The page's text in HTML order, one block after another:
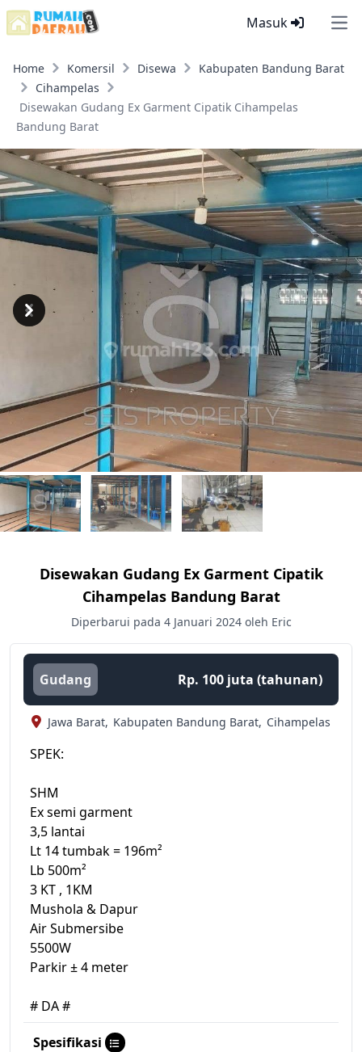
Masuk
Home Komersil Disewa
Kabupaten Bandung Barat
Cihampelas
Disewakan Gudang Ex Garment Cipatik Cihampelas
Bandung Barat
Previous
Next
Disewakan Gudang Ex Garment Cipatik
Cihampelas Bandung Barat
Diperbarui pada 4 Januari 2024 oleh Eric
Gudang Rp. 100 juta (tahunan)
Jawa Barat, Kabupaten Bandung Barat, Cihampelas
SPEK:
SHM
Ex semi garment
3,5 lantai
Lt 14 tumbak = 196m²
Lb 500m²
3 KT , 1KM
Mushola & Dapur
Air Submersibe
5500W
Parkir ± 4 meter
# DA #
Spesifikasi